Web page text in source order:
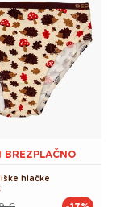
BREZPLAČNO
hlačke